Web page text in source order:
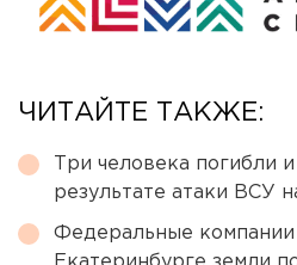
ЧИТАЙТЕ ТАКЖЕ:
Три человека погибли
результате атаки ВСУ
Федеральные компании